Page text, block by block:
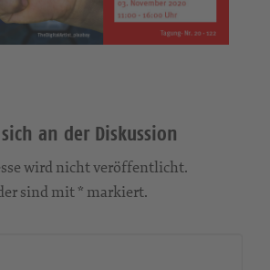
an der Diskussion
wird nicht veröffentlicht.
sind mit * markiert.